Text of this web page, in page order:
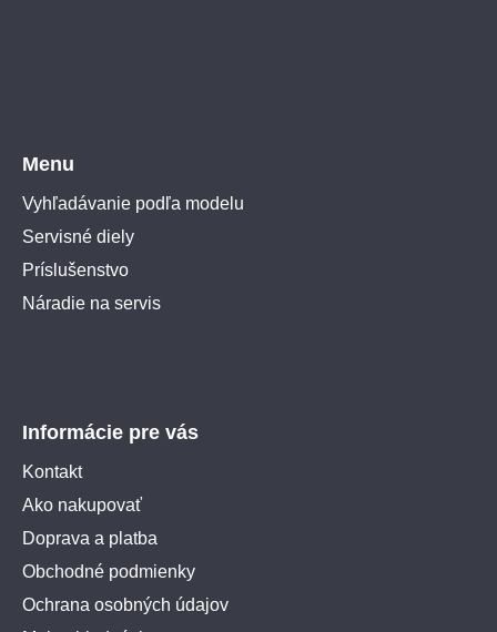
Menu
Vyhľadávanie podľa modelu
Servisné diely
Príslušenstvo
Náradie na servis
Informácie pre vás
Kontakt
Ako nakupovať
Doprava a platba
Obchodné podmienky
Ochrana osobných údajov